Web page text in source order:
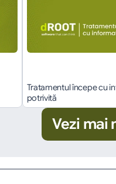
Tratamentul începe cu
potrivită
Vezi mai